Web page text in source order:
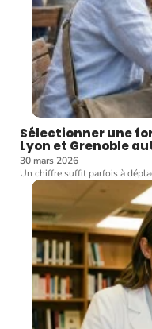
Sélectionner une
Lyon et Grenoble
30 mars 2026
Un chiffre suffit parfois à